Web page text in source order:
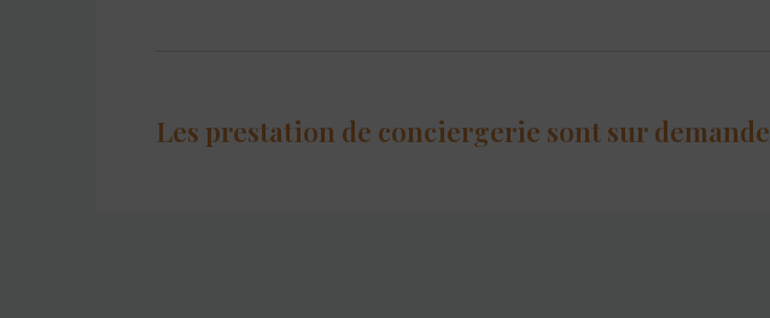
Les prestation de conciergerie sont sur demande